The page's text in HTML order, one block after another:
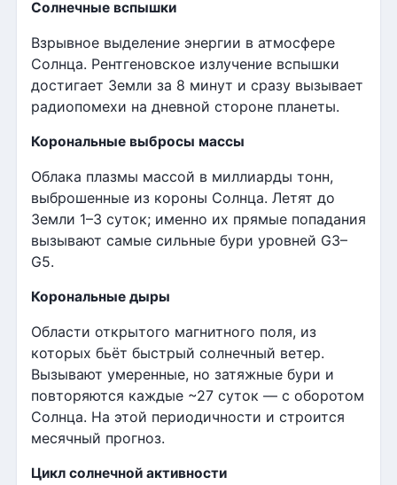
Солнечные вспышки
Взрывное выделение энергии в атмосфере
Солнца. Рентгеновское излучение вспышки
достигает Земли за 8 минут и сразу вызывает
радиопомехи на дневной стороне планеты.
Корональные выбросы массы
Облака плазмы массой в миллиарды тонн,
выброшенные из короны Солнца. Летят до
Земли 1–3 суток; именно их прямые попадания
вызывают самые сильные бури уровней G3–
G5.
Корональные дыры
Области открытого магнитного поля, из
которых бьёт быстрый солнечный ветер.
Вызывают умеренные, но затяжные бури и
повторяются каждые ~27 суток — с оборотом
Солнца. На этой периодичности и строится
месячный прогноз.
Цикл солнечной активности